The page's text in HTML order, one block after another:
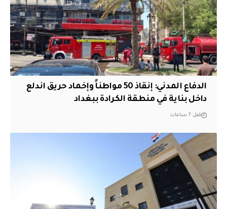
الدفاع المدني: إنقاذ 50 مواطناً وإخماد حريق اندلع
داخل بناية في منطقة الكرادة ببغداد
قبل 7 ساعات